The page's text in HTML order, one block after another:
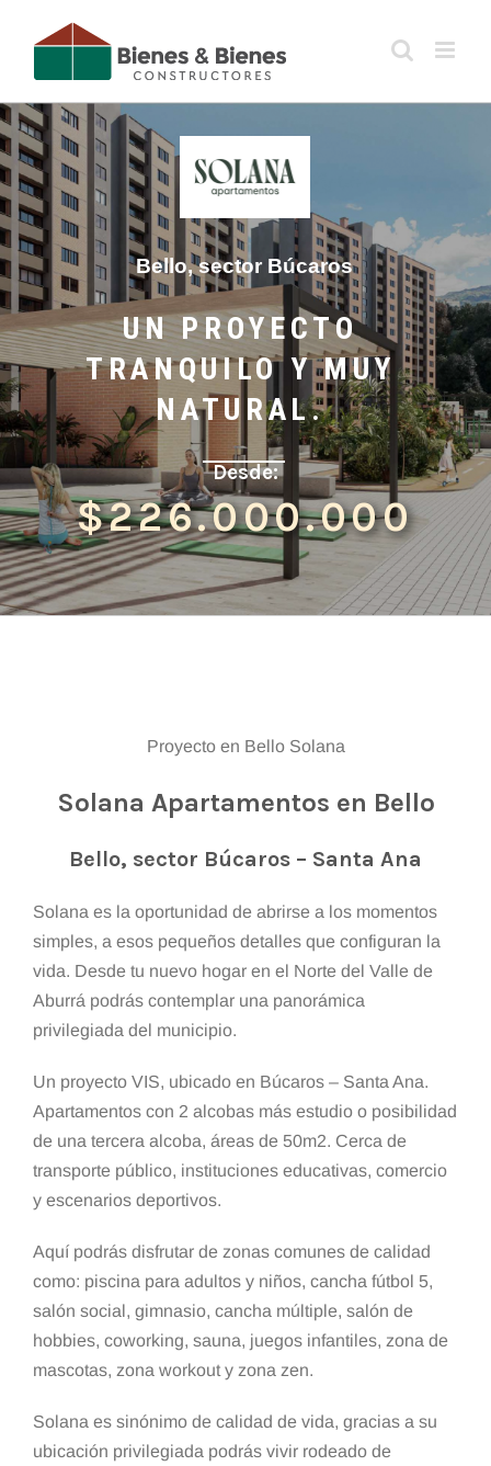
UN PROYECTO
TRANQUILO Y MUY
NATURAL.
Bello, sector Búcaros
Desde:
$226.000.000
Proyecto en Bello Solana
Solana Apartamentos en Bello
Bello, sector Búcaros – Santa Ana
Solana es la oportunidad de abrirse a los momentos
simples, a esos pequeños detalles que configuran la
vida. Desde tu nuevo hogar en el Norte del Valle de
Aburrá podrás contemplar una panorámica
privilegiada del municipio.
Un proyecto VIS, ubicado en Búcaros – Santa Ana.
Apartamentos con 2 alcobas más estudio o posibilidad
de una tercera alcoba, áreas de 50m2. Cerca de
transporte público, instituciones educativas, comercio
y escenarios deportivos.
Aquí podrás disfrutar de zonas comunes de calidad
como: piscina para adultos y niños, cancha fútbol 5,
salón social, gimnasio, cancha múltiple, salón de
hobbies, coworking, sauna, juegos infantiles, zona de
mascotas, zona workout y zona zen.
Solana es sinónimo de calidad de vida, gracias a su
ubicación privilegiada podrás vivir rodeado de